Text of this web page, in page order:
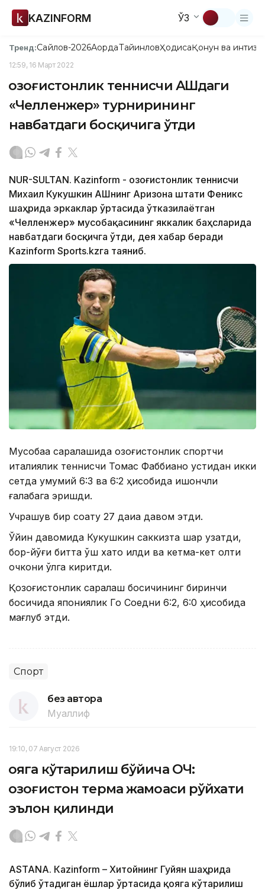
KAZINFORM ЎЗ
Тренд:Сайлов-2026АқордаТайинловҲодисаҚонун ва
12:59, 16 Март 2022
Қозоғистонлик теннисчи АҚШдаги
«Челленжер» турнирининг
навбатдаги босқичига ўтди
NUR-SULTAN. Kazinform - Қозоғистонлик теннисчи
Михаил Кукушкин АҚШнинг Аризона штати Феникс
шаҳрида эркаклар ўртасида ўтказилаётган
«Челленжер» мусобақасининг яккалик баҳсларида
навбатдаги босқичга ўтди, дея хабар беради
Kazinform Sports.kzга таяниб.
Мусобақа саралашида қозоғистонлик спортчи
италиялик теннисчи Томас Фаббиано устидан икки
сетда умумий 6:3 ва 6:2 ҳисобида ишончли
ғалабага эришди.
Учрашув бир соату 27 дақиқа давом этди.
Ўйин давомида Кукушкин саккизта шар узатди,
бор-йўғи битта қўш хато қилди ва кетма-кет олти
очкони қўлга киритди.
Қозоғистонлик саралаш босқичининг биринчи
босқичида япониялик Го Соедни 6:2, 6:0 ҳисобида
мағлуб этди.
Спорт
без автора
Муаллиф
19:10, 07 Август 2026
Қояга кўтарилиш бўйича ОЧ:
Қозоғистон терма жамоаси рўйхати
эълон қилинди
ASTANА. Кazinform – Хитойнинг Гуйян шаҳрида
бўлиб ўтадиган ёшлар ўртасида қояга кўтарилиш